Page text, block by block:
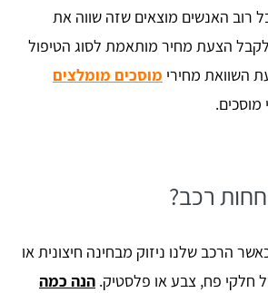
רוב האנשים מוצאים שזה שווה את
הצעת מחיר מותאמת לסוג הטיפול
השוואת מחירי מוסכים מומלצים
מוסכים.
רכב?
הרכב שלנו ניזוק מבחינה חיצונית או
חלקי פח, צבע או פלסטיק. הנה כמה